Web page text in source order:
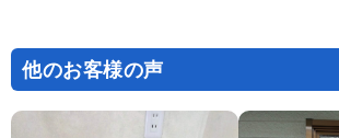
シ
ョ
ン 他のお客様の声